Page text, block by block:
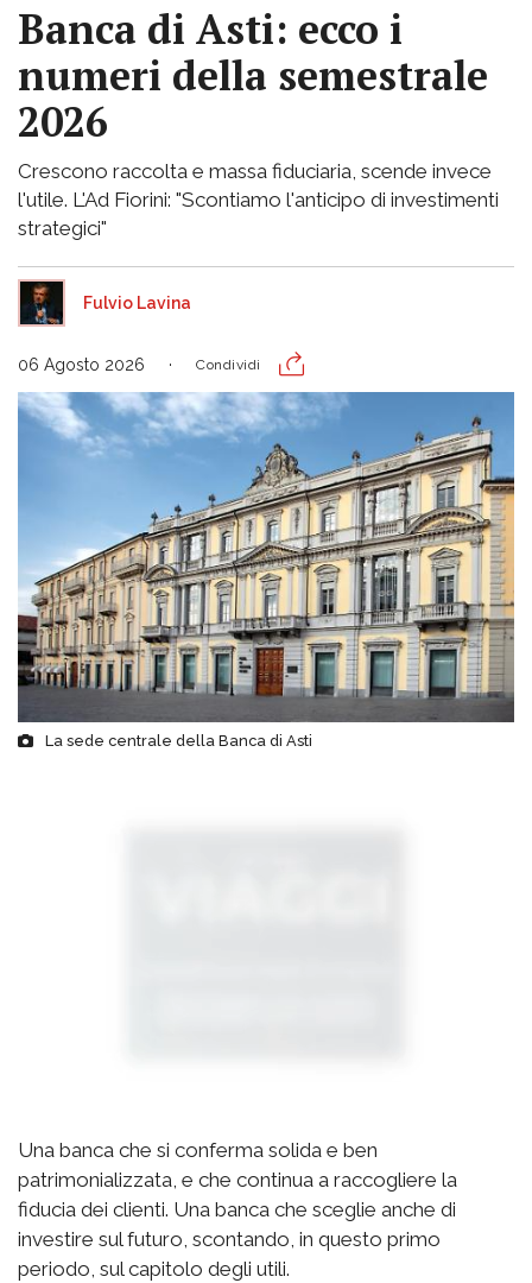
Banca di Asti: ecco i
numeri della semestrale
2026
Crescono raccolta e massa fiduciaria, scende invece
l'utile. L'Ad Fiorini: "Scontiamo l'anticipo di investimenti
strategici"
Fulvio Lavina
06 Agosto 2026 Condividi
La sede centrale della Banca di Asti
Una banca che si conferma solida e ben
patrimonializzata, e che continua a raccogliere la
fiducia dei clienti. Una banca che sceglie anche di
investire sul futuro, scontando, in questo primo
periodo, sul capitolo degli utili.